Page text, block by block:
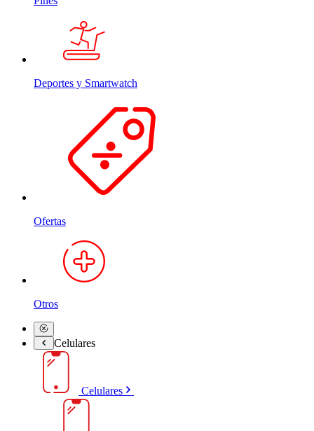
Deportes y Smartwatch
Ofertas
Otros
Celulares
Celulares